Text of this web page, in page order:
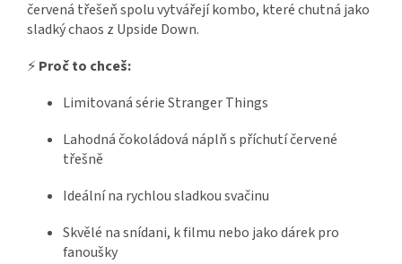
červená třešeň spolu vytvářejí kombo, které chutná jako
sladký chaos z Upside Down.
⚡Proč to chceš:
Limitovaná série Stranger Things
Lahodná čokoládová náplň s příchutí červené
třešně
Ideální na rychlou sladkou svačinu
Skvělé na snídani, k filmu nebo jako dárek pro
fanoušky